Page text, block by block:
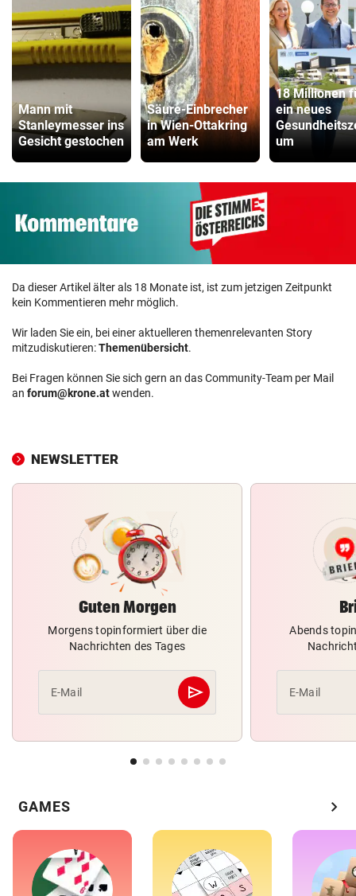
Mann mit
Stanleymesser ins
Gesicht gestochen
Säure-Einbrecher
in Wien-Ottakring
am Werk
18 Millionen
ein neues
um
Da dieser Artikel älter als 18 Monate ist, ist zum jetzigen Zeitpunkt
kein Kommentieren mehr möglich.
Wir laden Sie ein, bei einer aktuelleren themenrelevanten Story
mitzudiskutieren:Themenübersicht.
Bei Fragen können Sie sich gern an das Community-Team per Mail
an forum@krone.atwenden.
NEWSLETTER
Guten Morgen
Morgens topinformiert über die
Nachrichten des Tages
E-Mail send
Abschicken
Abends
E-Mail
GAMES chevron_right